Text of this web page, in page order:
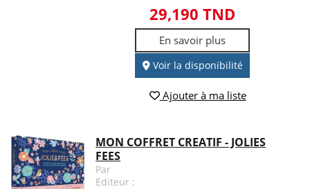
29,190 TND
En savoir plus
Voir la disponibilité
Ajouter à ma liste
MON COFFRET CREATIF - JOLIES
FEES
Par
Editeur :